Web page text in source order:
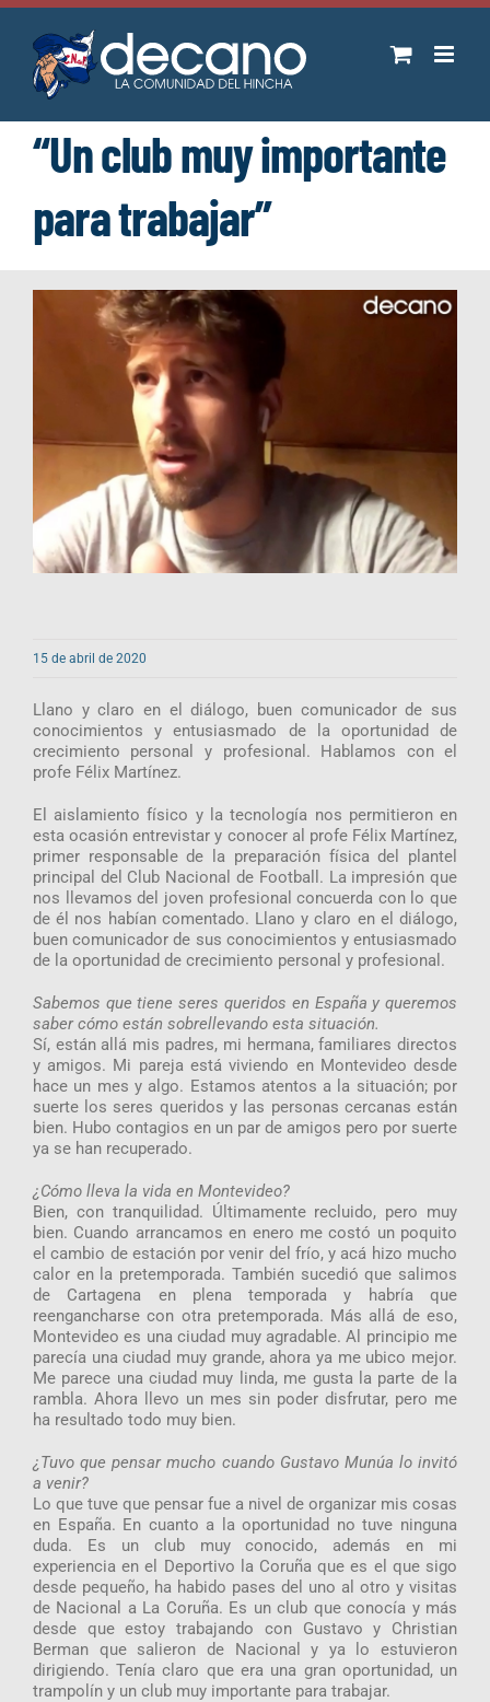
Saltar
contenido
“Un club muy importante
para trabajar”
15 de abril de 2020
Llano y claro en el diálogo, buen comunicador de sus
conocimientos y entusiasmado de la oportunidad de
crecimiento personal y profesional. Hablamos con el
profe Félix Martínez.
El aislamiento físico y la tecnología nos permitieron en
esta ocasión entrevistar y conocer al profe Félix Martínez,
primer responsable de la preparación física del plantel
principal del Club Nacional de Football. La impresión que
nos llevamos del joven profesional concuerda con lo que
de él nos habían comentado. Llano y claro en el diálogo,
buen comunicador de sus conocimientos y entusiasmado
de la oportunidad de crecimiento personal y profesional.
Sabemos que tiene seres queridos en España y queremos
saber cómo están sobrellevando esta situación.
Sí, están allá mis padres, mi hermana, familiares directos
y amigos. Mi pareja está viviendo en Montevideo desde
hace un mes y algo. Estamos atentos a la situación; por
suerte los seres queridos y las personas cercanas están
bien. Hubo contagios en un par de amigos pero por suerte
ya se han recuperado.
¿Cómo lleva la vida en Montevideo?
Bien, con tranquilidad. Últimamente recluido, pero muy
bien. Cuando arrancamos en enero me costó un poquito
el cambio de estación por venir del frío, y acá hizo mucho
calor en la pretemporada. También sucedió que salimos
de Cartagena en plena temporada y habría que
reengancharse con otra pretemporada. Más allá de eso,
Montevideo es una ciudad muy agradable. Al principio me
parecía una ciudad muy grande, ahora ya me ubico mejor.
Me parece una ciudad muy linda, me gusta la parte de la
rambla. Ahora llevo un mes sin poder disfrutar, pero me
ha resultado todo muy bien.
¿Tuvo que pensar mucho cuando Gustavo Munúa lo invitó
a venir?
Lo que tuve que pensar fue a nivel de organizar mis cosas
en España. En cuanto a la oportunidad no tuve ninguna
duda. Es un club muy conocido, además en mi
experiencia en el Deportivo la Coruña que es el que sigo
desde pequeño, ha habido pases del uno al otro y visitas
de Nacional a La Coruña. Es un club que conocía y más
desde que estoy trabajando con Gustavo y Christian
Berman que salieron de Nacional y ya lo estuvieron
dirigiendo. Tenía claro que era una gran oportunidad, un
trampolín y un club muy importante para trabajar.